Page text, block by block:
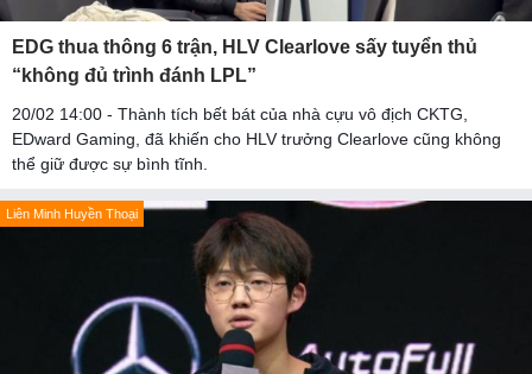
EDG thua thông 6 trận, HLV Clearlove sấy tuyển thủ
“không đủ trình đánh LPL”
20/02 14:00 - Thành tích bết bát của nhà cựu vô địch CKTG,
EDward Gaming, đã khiến cho HLV trưởng Clearlove cũng không
thể giữ được sự bình tĩnh.
Liên Minh Huyền Thoại